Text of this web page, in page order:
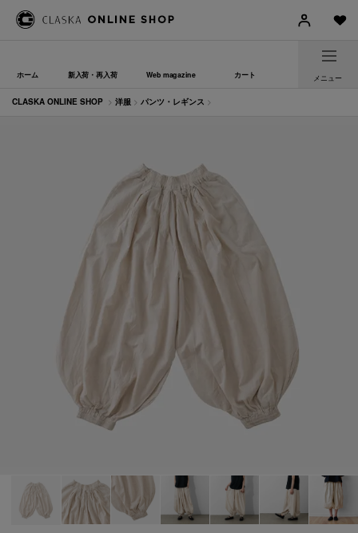
ホーム 新入荷・再入荷 Web magazine カート メニュー
CLASKA ONLINE SHOP > 洋服 > パンツ・レギンス >